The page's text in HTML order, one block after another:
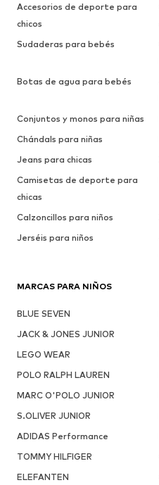
Accesorios de deporte para
chicos
Sudaderas para bebés
Botas de agua para bebés
Conjuntos y monos para niñas
Chándals para niñas
Jeans para chicas
Camisetas de deporte para
chicas
Calzoncillos para niños
Jerséis para niños
MARCAS PARA NIÑOS
BLUE SEVEN
JACK & JONES JUNIOR
LEGO WEAR
POLO RALPH LAUREN
MARC O'POLO JUNIOR
S.OLIVER JUNIOR
ADIDAS Performance
TOMMY HILFIGER
ELEFANTEN